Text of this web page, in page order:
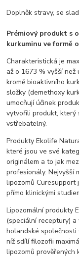
Doplněk stravy, se
Prémiový produkt s
kurkuminu ve formě
Charakteristická je
až o 1673 % vyšší než
kromě bioaktivního
složky (demethoxy
umocňují účinek
vytvořili produkt, který
vstřebatelný.
Produkty Ekolife
které jsou ve své
originálem a to jak
profesionály. Nejvyšší
lipozomů Curesupport
přímo klinickými
Lipozomální produkty
(speciální receptury)
holandské společnosti
níž sdílí filozofii
lipozomů prověřených